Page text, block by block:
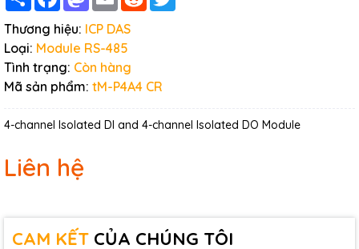
Thương hiệu: ICP DAS
Loại: Module RS-485
Tình trạng: Còn hàng
Mã sản phẩm: tM-P4A4 CR
4-channel Isolated DI and 4-channel Isolated DO Module
Liên hệ
CAM KẾT CỦA CHÚNG TÔI